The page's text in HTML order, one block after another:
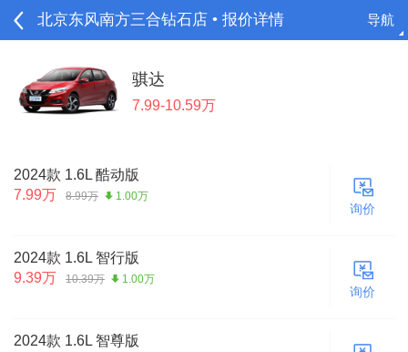
北京东风南方三合钻石店 • 报价详情 导航
骐达
7.99-10.59万
2024款 1.6L 酷动版
7.99万
8.99万 1.00万
询价
2024款 1.6L 智行版
9.39万
10.39万 1.00万
询价
2024款 1.6L 智尊版